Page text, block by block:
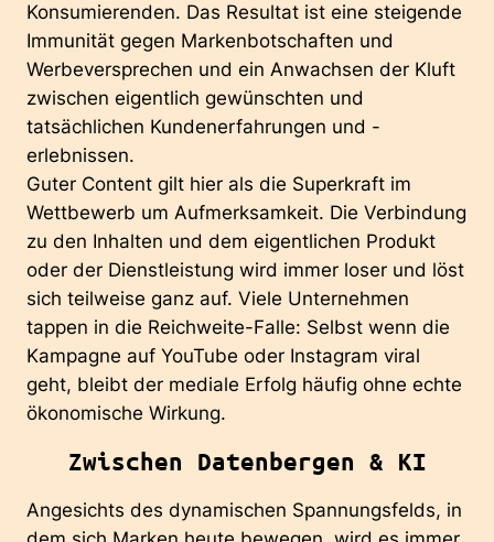
Konsumierenden. Das Resultat ist eine steigende
Immunität gegen Markenbotschaften und
Werbeversprechen und ein Anwachsen der Kluft
zwischen eigentlich gewünschten und
tatsächlichen Kundenerfahrungen und -
erlebnissen.
Guter Content gilt hier als die Superkraft im
Wettbewerb um Aufmerksamkeit. Die Verbindung
zu den Inhalten und dem eigentlichen Produkt
oder der Dienstleistung wird immer loser und löst
sich teilweise ganz auf. Viele Unternehmen
tappen in die Reichweite-Falle: Selbst wenn die
Kampagne auf YouTube oder Instagram viral
geht, bleibt der mediale Erfolg häufig ohne echte
ökonomische Wirkung.
Zwischen Datenbergen & KI
Angesichts des dynamischen Spannungsfelds, in